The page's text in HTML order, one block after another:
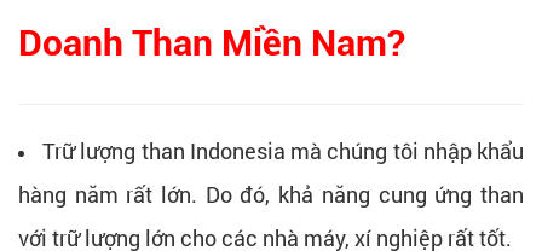
Doanh Than Miền Nam?
Trữ lượng than Indonesia mà chúng tôi nhập khẩu
hàng năm rất lớn. Do đó, khả năng cung ứng than
với trữ lượng lớn cho các nhà máy, xí nghiệp rất tốt.